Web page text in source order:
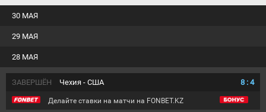
28 МАЯ
29 МАЯ
30 МАЯ
ЗАВЕРШЁН Чехия - США 8 : 4
Делайте ставки на матчи на FONBET.KZ